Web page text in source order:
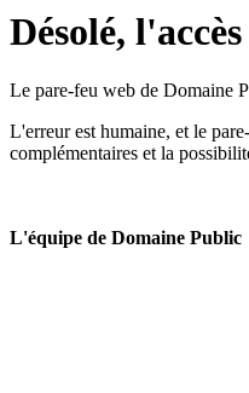
Désolé,
Le pare-feu web de Domaine
L'erreur est humaine, et le
complémentaires et la
L'équipe de Domaine Public